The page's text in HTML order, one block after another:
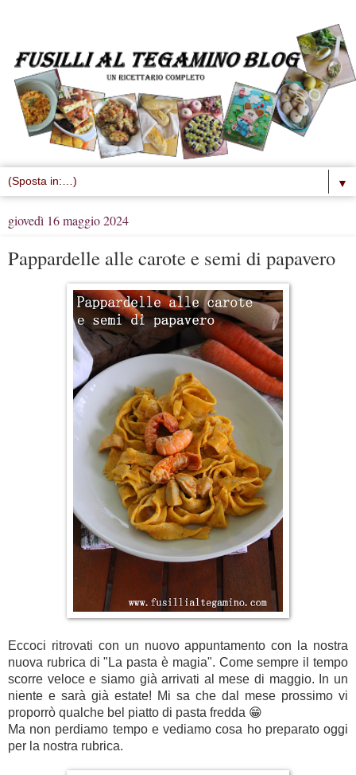
▼
giovedì 16 maggio 2024
Pappardelle alle carote e semi di papavero
Eccoci ritrovati con un nuovo appuntamento con la nostra
nuova rubrica di "La pasta è magia". Come sempre il tempo
scorre veloce e siamo già arrivati al mese di maggio. In un
niente e sarà già estate! Mi sa che dal mese prossimo vi
proporrò qualche bel piatto di pasta fredda 😁
Ma non perdiamo tempo e vediamo cosa ho preparato oggi
per la nostra rubrica.